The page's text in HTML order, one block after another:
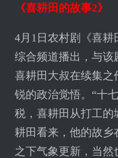
《喜耕田的故事2》
4月1日农村剧《喜
综合频道播出，与该
喜耕田大叔在续集之
锐的政治觉悟。“十
税，喜耕田从打工的
耕田看来，他的故乡
之下气象更新，当